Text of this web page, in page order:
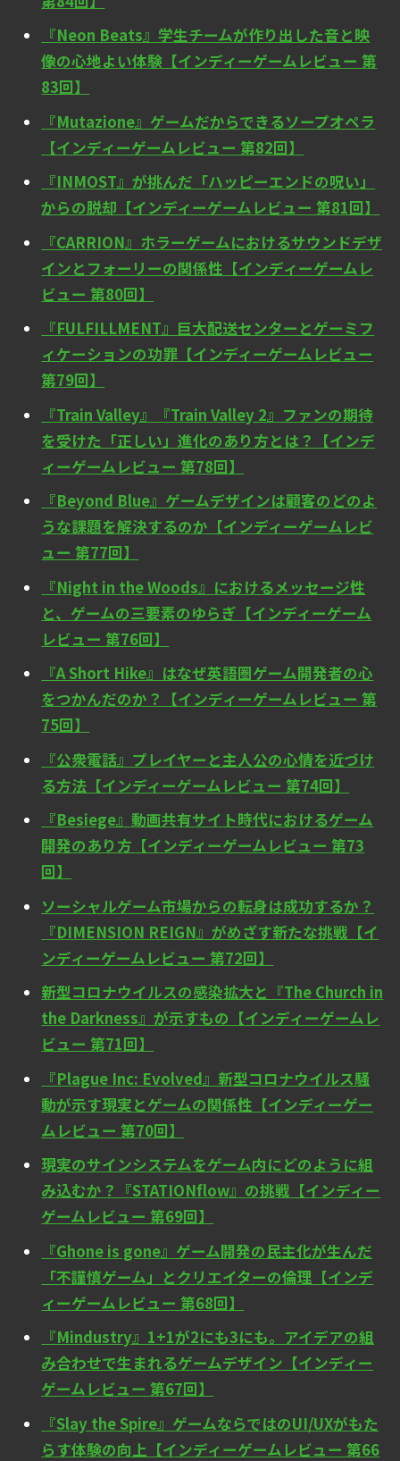
『Neon Beats』学生チームが作り出した音と映
像の心地よい体験【インディーゲームレビュー 第
83回】
『Mutazione』ゲームだからできるソープオペラ
【インディーゲームレビュー 第82回】
『INMOST』が挑んだ「ハッピーエンドの呪い」
からの脱却【インディーゲームレビュー 第81回】
『CARRION』ホラーゲームにおけるサウンドデザ
インとフォーリーの関係性【インディーゲームレ
ビュー 第80回】
『FULFILLMENT』巨大配送センターとゲーミフ
ィケーションの功罪【インディーゲームレビュー
第79回】
『Train Valley』『Train Valley 2』ファンの期待
を受けた「正しい」進化のあり方とは？【インデ
ィーゲームレビュー 第78回】
『Beyond Blue』ゲームデザインは顧客のどのよ
うな課題を解決するのか【インディーゲームレビ
ュー 第77回】
『Night in the Woods』におけるメッセージ性
と、ゲームの三要素のゆらぎ【インディーゲーム
レビュー 第76回】
『A Short Hike』はなぜ英語圏ゲーム開発者の心
をつかんだのか？【インディーゲームレビュー 第
75回】
『公衆電話』プレイヤーと主人公の心情を近づけ
る方法【インディーゲームレビュー 第74回】
『Besiege』動画共有サイト時代におけるゲーム
開発のあり方【インディーゲームレビュー 第73
回】
ソーシャルゲーム市場からの転身は成功するか？
『DIMENSION REIGN』がめざす新たな挑戦【イ
ンディーゲームレビュー 第72回】
新型コロナウイルスの感染拡大と『The Church in
the Darkness』が示すもの【インディーゲームレ
ビュー 第71回】
『Plague Inc: Evolved』新型コロナウイルス騒
動が示す現実とゲームの関係性【インディーゲー
ムレビュー 第70回】
現実のサインシステムをゲーム内にどのように組
み込むか？『STATIONflow』の挑戦【インディー
ゲームレビュー 第69回】
『Ghone is gone』ゲーム開発の民主化が生んだ
「不謹慎ゲーム」とクリエイターの倫理【インデ
ィーゲームレビュー 第68回】
『Mindustry』1+1が2にも3にも。アイデアの組
み合わせで生まれるゲームデザイン【インディー
ゲームレビュー 第67回】
『Slay the Spire』ゲームならではのUI/UXがもた
らす体験の向上【インディーゲームレビュー 第66